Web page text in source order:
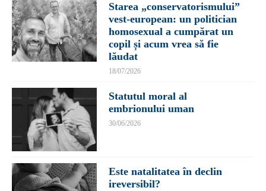
Starea „conservatorismului”
vest-european: un politician
homosexual a cumpărat un
copil și acum vrea să fie
lăudat
18/07/2026
Statutul moral al
embrionului uman
30/06/2026
Este natalitatea în declin
ireversibil?